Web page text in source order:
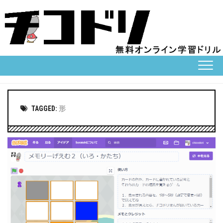
to
content
TAGGED: 形